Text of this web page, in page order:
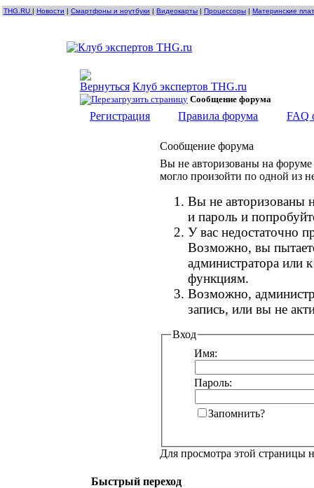
THG.RU | Новости | Смартфоны и ноутбуки | Видеокарты | Процессоры | Материнские
Клуб экспертов THG.ru
Сообщение форума
Регистрация Правила форума FAQ
Сообщение форума
Вы не авторизованы на форуме
могло произойти по одной из
Вы не авторизованы
и пароль и
У вас недостаточно
Возможно, вы
администратора или
функциям.
Возможно,
запись, или вы не
Вход
Имя:
Пароль:
Запомнить?
Для просмотра этой страницы
Быстрый переход